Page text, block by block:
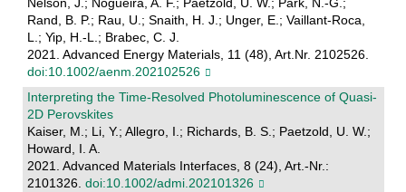
Nelson, J.; Nogueira, A. F.; Paetzold, U. W.; Park, N.-G.;
Rand, B. P.; Rau, U.; Snaith, H. J.; Unger, E.; Vaillant-Roca,
L.; Yip, H.-L.; Brabec, C. J.
2021. Advanced Energy Materials, 11 (48), Art.Nr. 2102526.
doi:10.1002/aenm.202102526
Interpreting the Time-Resolved Photoluminescence of Quasi-
2D Perovskites
Kaiser, M.; Li, Y.; Allegro, I.; Richards, B. S.; Paetzold, U. W.;
Howard, I. A.
2021. Advanced Materials Interfaces, 8 (24), Art.-Nr.:
2101326. doi:10.1002/admi.202101326